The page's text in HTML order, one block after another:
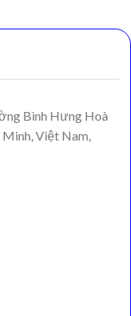
Bình Hưng Hoà
Minh, Việt Nam,